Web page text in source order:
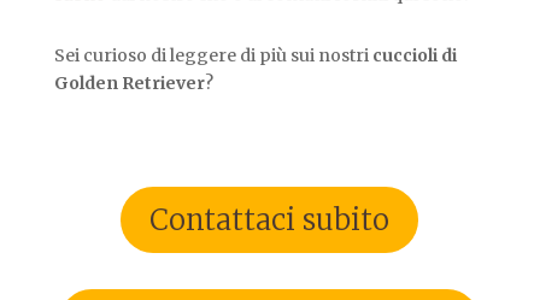
Sei curioso di leggere di più sui nostri cuccioli di
Golden Retriever?
Contattaci subito